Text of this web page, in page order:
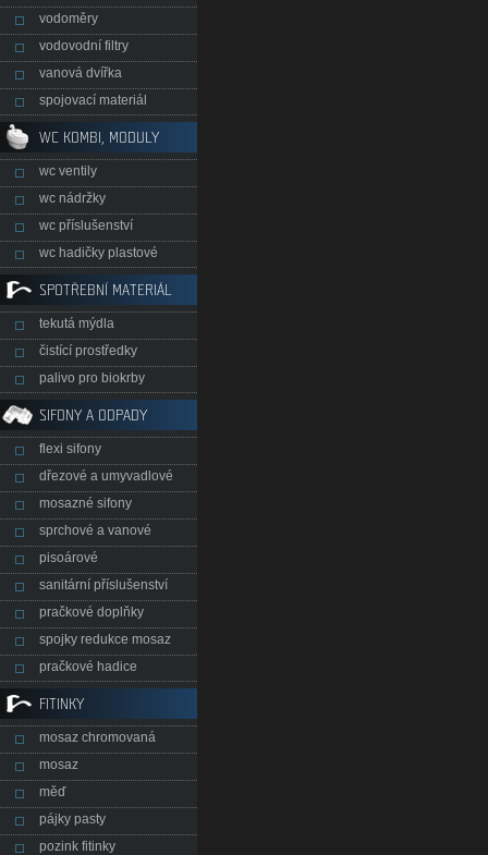
vodoměry
vodovodní filtry
vanová dvířka
spojovací materiál
WC KOMBI, MODULY
wc ventily
wc nádržky
wc příslušenství
wc hadičky plastové
SPOTŘEBNÍ MATERIÁL
tekutá mýdla
čistící prostředky
palivo pro biokrby
SIFONY A ODPADY
flexi sifony
dřezové a umyvadlové
mosazné sifony
sprchové a vanové
pisoárové
sanitární příslušenství
pračkové doplňky
spojky redukce mosaz
pračkové hadice
FITINKY
mosaz chromovaná
mosaz
měď
pájky pasty
pozink fitinky